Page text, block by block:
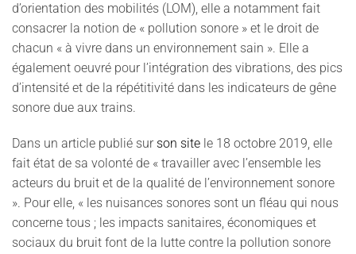
d’orientation des mobilités (LOM), elle a notamment fait
consacrer la notion de « pollution sonore » et le droit de
chacun « à vivre dans un environnement sain ». Elle a
également oeuvré pour l’intégration des vibrations, des pics
d’intensité et de la répétitivité dans les indicateurs de gêne
sonore due aux trains.
Dans un article publié sur son site le 18 octobre 2019, elle
fait état de sa volonté de « travailler avec l’ensemble les
acteurs du bruit et de la qualité de l’environnement sonore
». Pour elle, « les nuisances sonores sont un fléau qui nous
concerne tous ; les impacts sanitaires, économiques et
sociaux du bruit font de la lutte contre la pollution sonore